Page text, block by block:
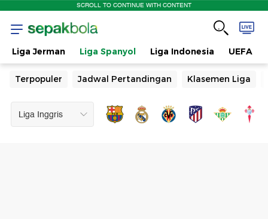
SCROLL TO CONTINUE WITH CONTENT
Liga Jerman Liga Spanyol Liga Indonesia UEFA
Terpopuler Jadwal Pertandingan Klasemen Liga